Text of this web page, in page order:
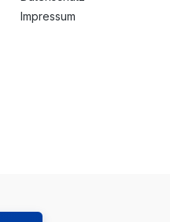
Impressum